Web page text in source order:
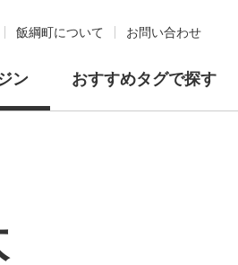
飯綱町について お問い合わせ
ン おすすめタグで探す